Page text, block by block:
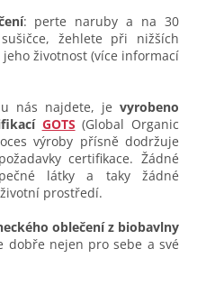
: perte naruby a na 30
žehlete při nižších
životnost (více informací
nás najdete, je vyrobeno
GOTS (Global Organic
výroby přísně dodržuje
certifikace. Žádné
látky a taky žádné
prostředí.
oblečení z biobavlny
nejen pro sebe a své